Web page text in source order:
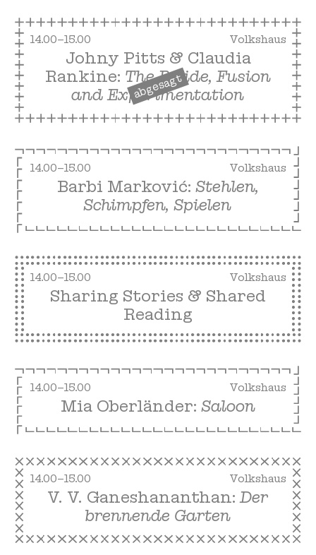
14.00–15.00 Volkshaus
abgesagt
Johny Pitts & Claudia
Rankine: The B-Side, Fusion
and Experimentation
14.00–15.00 Volkshaus
Barbi Marković:Stehlen,
Schimpfen, Spielen
14.00–15.00 Volkshaus
Sharing Stories & Shared
Reading
14.00–15.00 Volkshaus
Mia Oberländer:Saloon
14.00–15.00 Volkshaus
V. V. Ganeshananthan:Der
brennende Garten